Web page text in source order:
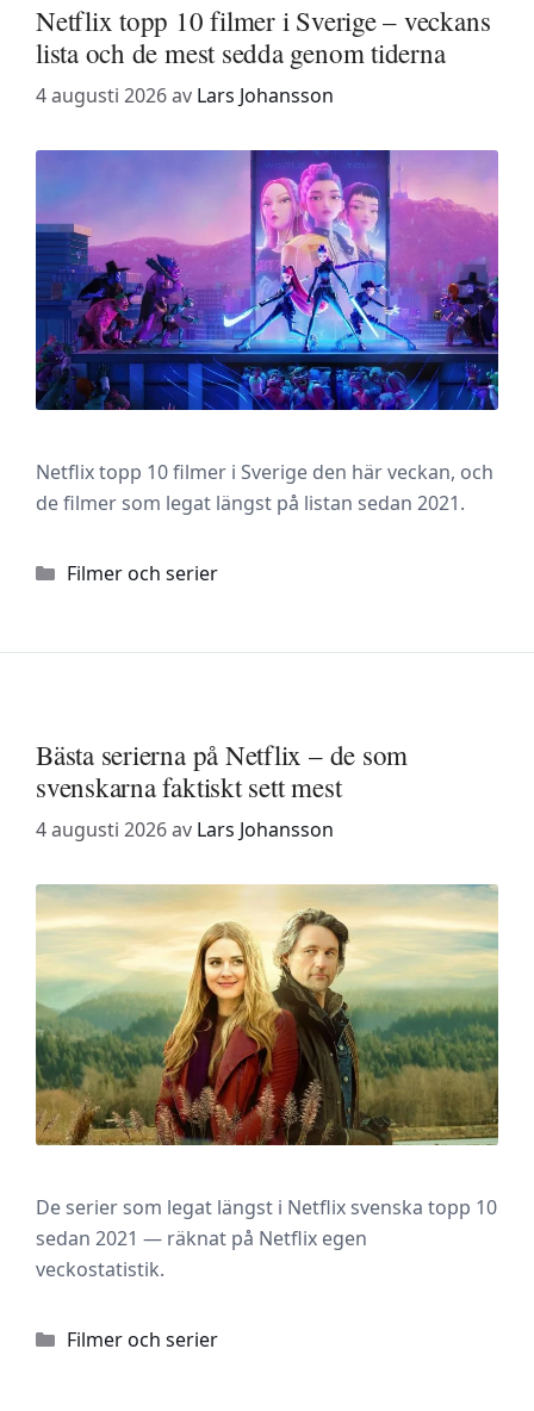
Netflix topp 10 filmer i Sverige – veckans
lista och de mest sedda genom tiderna
4 augusti 2026av Lars Johansson
Netflix topp 10 filmer i Sverige den här veckan, och
de filmer som legat längst på listan sedan 2021.
Kategorier
Filmer och serier
Bästa serierna på Netflix – de som
svenskarna faktiskt sett mest
4 augusti 2026av Lars Johansson
De serier som legat längst i Netflix svenska topp 10
sedan 2021 — räknat på Netflix egen
veckostatistik.
Kategorier
Filmer och serier